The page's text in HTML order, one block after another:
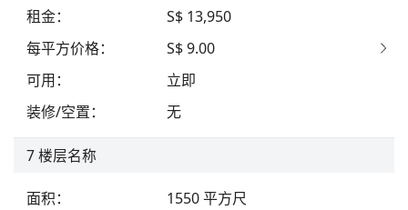
租金：
S$ 13,950
每平方价格：
S$ 9.00
可用：
立即
装修/空置： 无
7楼层名称
面积： 1550平方尺